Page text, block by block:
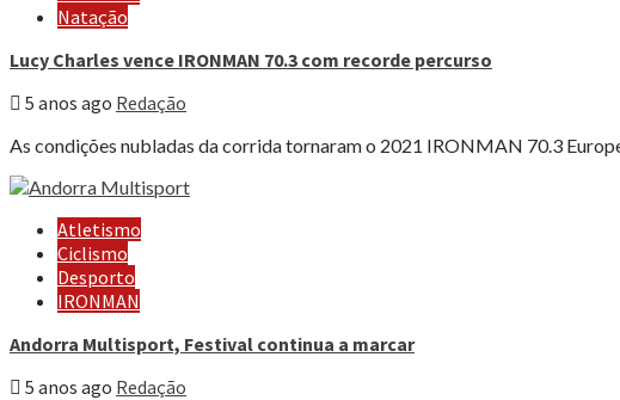
Natação
Lucy Charles vence IRONMAN 70.3 com recorde percurso
5 anos ago Redação
As condições nubladas da corrida tornaram o 2021 IRONMAN 70.3
Atletismo
Ciclismo
Desporto
IRONMAN
Andorra Multisport, Festival continua a marcar
5 anos ago Redação